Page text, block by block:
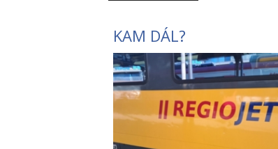
KAM DÁL?